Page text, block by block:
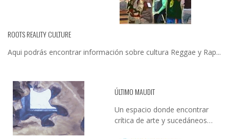
ROOTS REALITY CULTURE
Aqui podrás encontrar información sobre cultura Reggae y Rap...
ÚLTIMO MAUDIT
Un espacio donde encontrar
crítica de arte y sucedáneos…